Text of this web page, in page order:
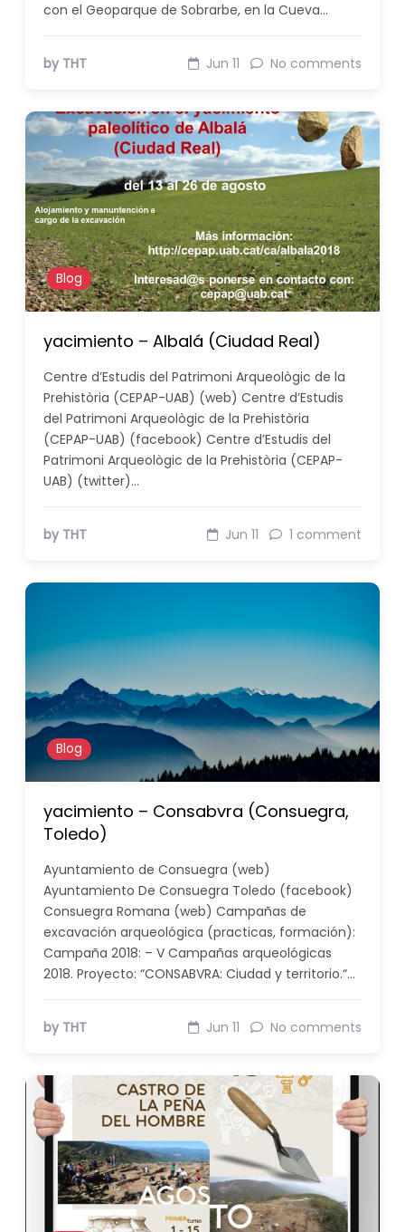
con el Geoparque de Sobrarbe, en la Cueva…
by THT Jun 11 No comments
Blog
yacimiento – Albalá (Ciudad Real)
Centre d’Estudis del Patrimoni Arqueològic de la
Prehistòria (CEPAP-UAB) (web) Centre d’Estudis
del Patrimoni Arqueològic de la Prehistòria
(CEPAP-UAB) (facebook) Centre d’Estudis del
Patrimoni Arqueològic de la Prehistòria (CEPAP-
UAB) (twitter)…
by THT Jun 11 1 comment
Blog
yacimiento – Consabvra (Consuegra,
Toledo)
Ayuntamiento de Consuegra (web)
Ayuntamiento De Consuegra Toledo (facebook)
Consuegra Romana (web) Campañas de
excavación arqueológica (practicas, formación):
Campaña 2018: – V Campañas arqueológicas
2018. Proyecto: “CONSABVRA: Ciudad y territorio.“…
by THT Jun 11 No comments